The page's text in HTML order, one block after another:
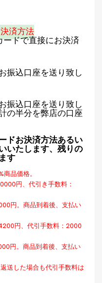
済方法
ドで直接にお決済
振込口座を送り致し
振込口座を送り致し
の半分を弊店の口座
ドお決済方法あるい
いたします、残りの
す
品価格。
円、代引き手数料：
円。商品到着後、支払い
円、代引手数料：2000
円。商品到着後、支払い
送した場合も代引手数料は